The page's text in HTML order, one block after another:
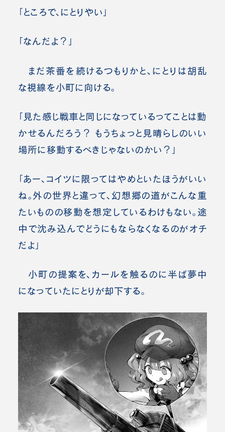
「ところで、にとりやい」
「なんだよ？」
まだ茶番を続けるつもりかと、にとりは胡乱
な視線を小町に向ける。
「見た感じ戦車と同じになっているってことは動
かせるんだろう？ もうちょっと見晴らしのいい
場所に移動するべきじゃないのかい？」
「あー、コイツに限ってはやめといたほうがいい
ね。外の世界と違って、幻想郷の道がこんな重
たいものの移動を想定しているわけもない。途
中で沈み込んでどうにもならなくなるのがオチ
だよ」
小町の提案を、カールを触るのに半ば夢中
になっていたにとりが却下する。